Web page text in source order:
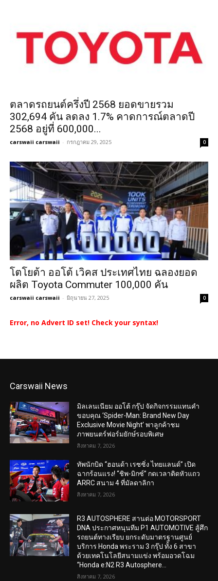
ตลาดรถยนต์ครึ่งปี 2568 ยอดขายรวม
302,694 คัน ลดลง 1.7% คาดการณ์ตลาดปี
2568 อยู่ที่ 600,000...
carswaii carswaii - กรกฎาคม 29, 2025 0
โตโยต้า ออโต้ เวิคส ประเทศไทย ฉลองยอด
ผลิต Toyota Commuter 100,000 คัน
carswaii carswaii - มิถุนายน 27, 2025 0
Error, no Advert ID set! Check your syntax!
Carswaii News
มิลเลนเนียม ออโต้ กรุ๊ป จัดกิจกรรมแทนคำ
ขอบคุณ ‘Spider-Man: Brand New Day
Exclusive Movie Night’ พาลูกค้าชม
ภาพยนตร์ฟอร์มยักษ์รอบพิเศษ
สิงหาคม 7, 2026
ทัพนักบิด “ฮอนด้า เรซซิ่ง ไทยแลนด์” เปิด
ฉากร้อนแรง! “ชิพ-มิกซ์” กดเวลาติดหัวแถว
ARRC สนาม 4 ที่มัลดาลิกา
สิงหาคม 7, 2026
R3 AUTOSPHERE สานต่อ MOTORSPORT
DNA ประกาศหนุนทีม P1 AUTOMOTIVE สู้ศึก
รถยนต์ทางเรียบ ยกระดับมาตรฐานศูนย์
บริการ Honda พระราม 3 กรุ๊ป ทั้ง 6 สาขา
ด้วยเทคโนโลยีสนามแข่ง พร้อมอวดโฉม
“Honda e:N2 R3 Autosphere...
สิงหาคม 7, 2026